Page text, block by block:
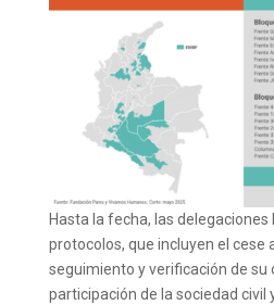
Hasta la fecha, las delegaciones
protocolos, que incluyen el cese
seguimiento y verificación de su
participación de la sociedad civil